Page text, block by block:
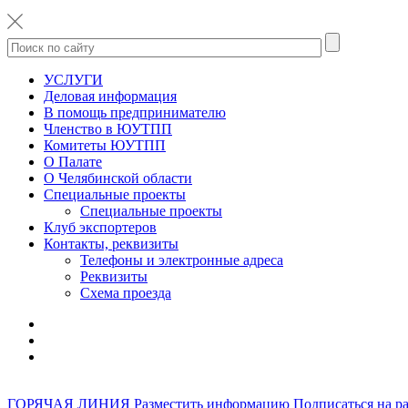
УСЛУГИ
Деловая информация
В помощь предпринимателю
Членство в ЮУТПП
Комитеты ЮУТПП
О Палате
О Челябинской области
Специальные проекты
Специальные проекты
Клуб экспортеров
Контакты, реквизиты
Телефоны и электронные адреса
Реквизиты
Схема проезда
ГОРЯЧАЯ ЛИНИЯ Разместить информацию Подписаться на